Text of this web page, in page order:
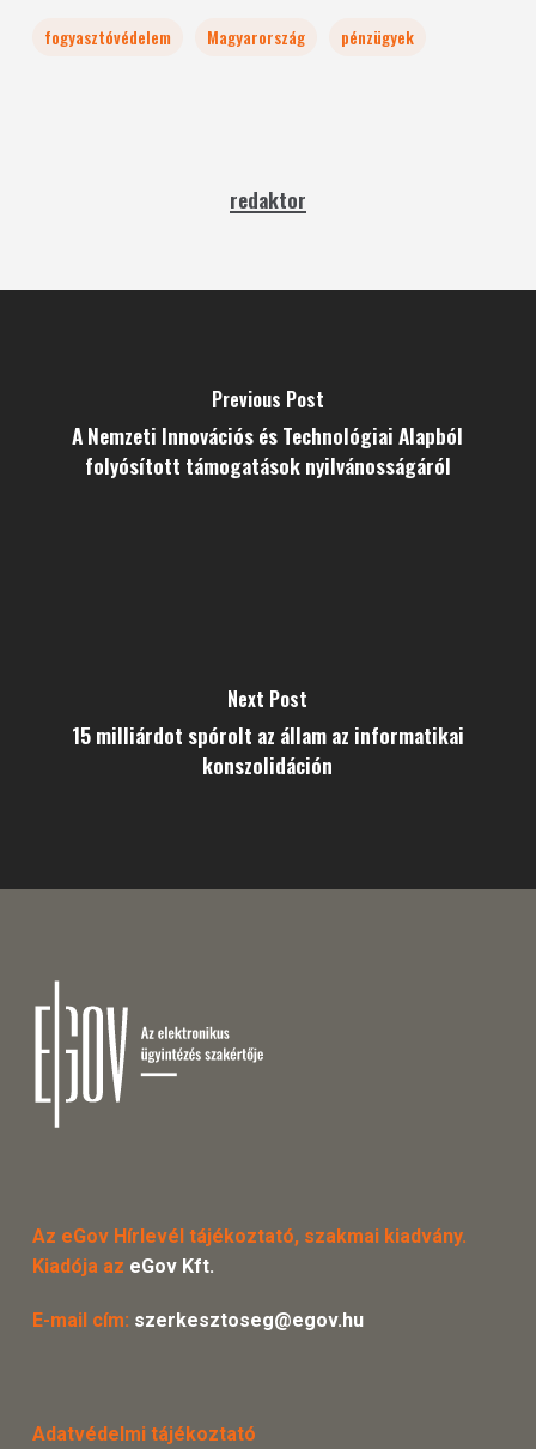
fogyasztóvédelem Magyarország pénzügyek
redaktor
Previous Post
A Nemzeti Innovációs és Technológiai Alapból
folyósított támogatások nyilvánosságáról
Next Post
15 milliárdot spórolt az állam az informatikai
konszolidáción
Az eGov Hírlevél tájékoztató, szakmai kiadvány.
Kiadója az eGov Kft.
E-mail cím: szerkesztoseg@egov.hu
Adatvédelmi tájékoztató